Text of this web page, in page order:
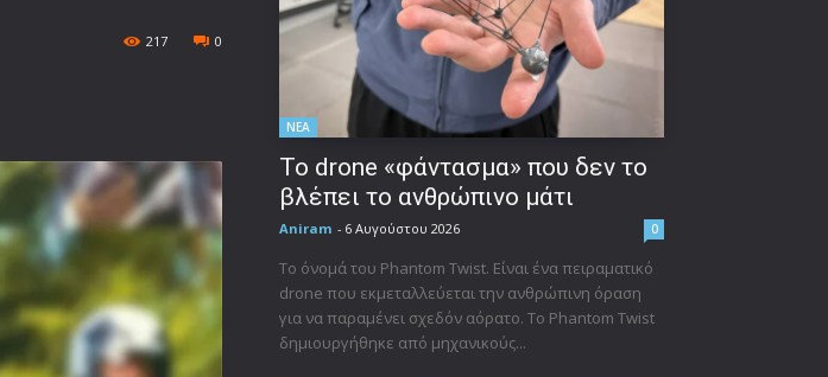
0
217
ΝΕΑ
Το drone «φάντασμα» που δεν το
βλέπει το ανθρώπινο μάτι
Aniram - 6 Αυγούστου 2026 0
Το όνομά του Phantom Twist. Είναι ένα πειραματικό
drone που εκμεταλλεύεται την ανθρώπινη όραση
για να παραμένει σχεδόν αόρατο. Το Phantom Twist
δημιουργήθηκε από μηχανικούς...